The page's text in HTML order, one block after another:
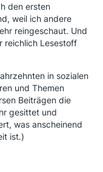
den ersten
weil ich andere
reingeschaut. Und
reichlich Lesestoff
in sozialen
und Themen
Beiträgen die
gesittet und
was anscheinend
ist.)